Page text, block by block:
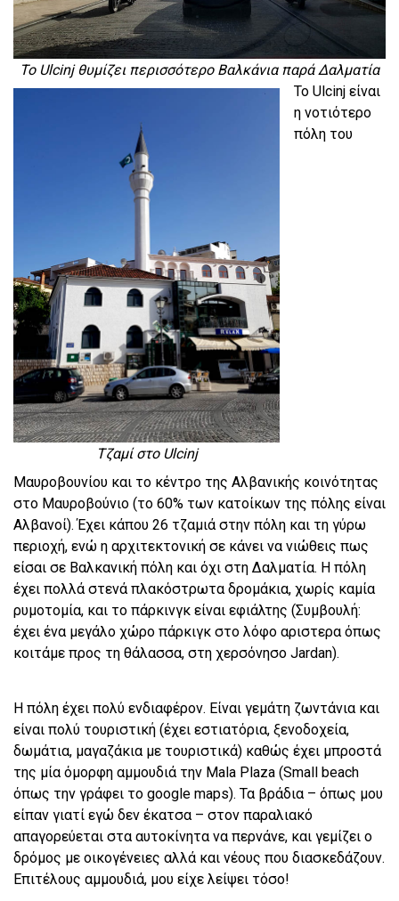
To Ulcinj θυμίζει περισσότερο Βαλκάνια παρά Δαλματία
Τζαμί στο Ulcinj
Το Ulcinj είναι
η νοτιότερο
πόλη του
Μαυροβουνίου και το κέντρο της Αλβανικής κοινότητας
στο Μαυροβούνιο (το 60% των κατοίκων της πόλης είναι
Αλβανοί). Έχει κάπου 26 τζαμιά στην πόλη και τη γύρω
περιοχή, ενώ η αρχιτεκτονική σε κάνει να νιώθεις πως
είσαι σε Βαλκανική πόλη και όχι στη Δαλματία. Η πόλη
έχει πολλά στενά πλακόστρωτα δρομάκια, χωρίς καμία
ρυμοτομία, και το πάρκινγκ είναι εφιάλτης (Συμβουλή:
έχει ένα μεγάλο χώρο πάρκιγκ στο λόφο αριστερα όπως
κοιτάμε προς τη θάλασσα, στη χερσόνησο Jardan).
H πόλη έχει πολύ ενδιαφέρον. Είναι γεμάτη ζωντάνια και
είναι πολύ τουριστική (έχει εστιατόρια, ξενοδοχεία,
δωμάτια, μαγαζάκια με τουριστικά) καθώς έχει μπροστά
της μία όμορφη αμμουδιά την Mala Plaza (Small beach
όπως την γράφει το google maps). Τα βράδια – όπως μου
είπαν γιατί εγώ δεν έκατσα – στον παραλιακό
απαγορεύεται στα αυτοκίνητα να περνάνε, και γεμίζει ο
δρόμος με οικογένειες αλλά και νέους που διασκεδάζουν.
Επιτέλους αμμουδιά, μου είχε λείψει τόσο!